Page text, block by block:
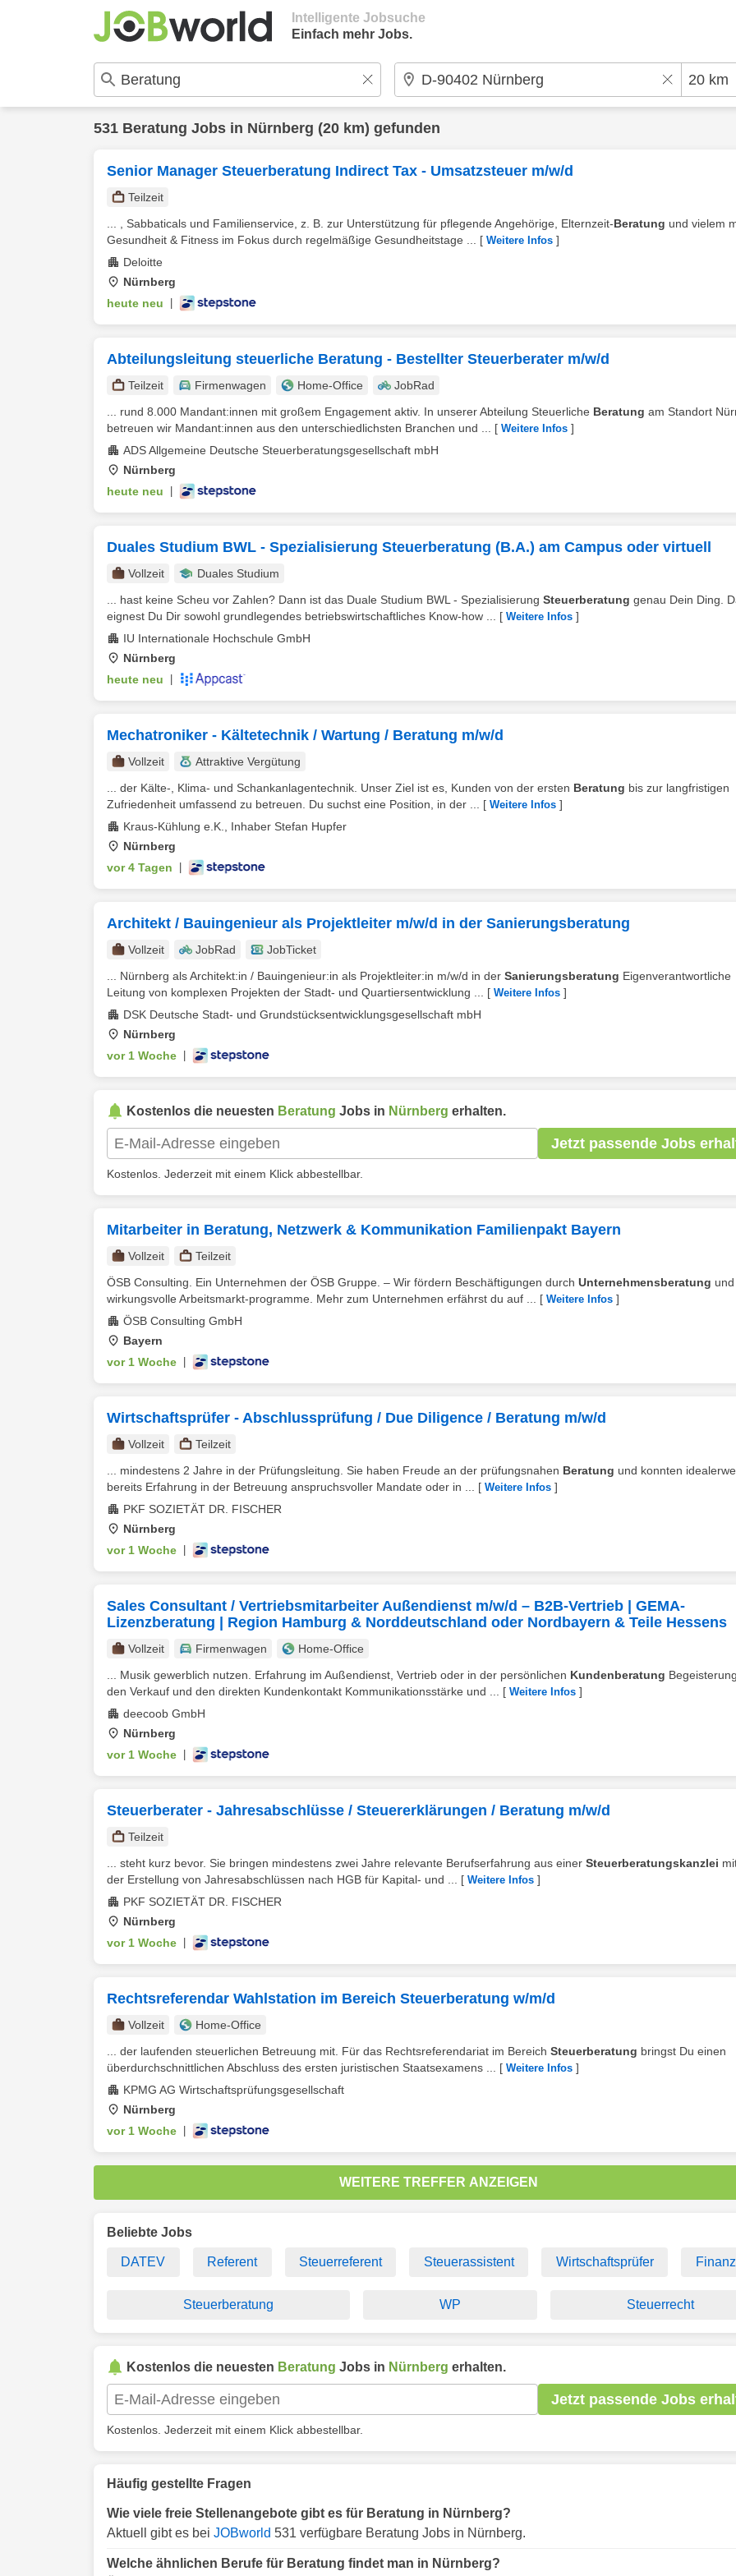
Intelligente Jobsuche
Einfach mehr Jobs.
531 Beratung Jobs in Nürnberg (20 km) gefunden
Senior Manager Steuerberatung Indirect Tax - Umsatzsteuer m/w/d
Teilzeit
... , Sabbaticals und Familienservice, z. B. zur Unterstützung für pflegende Angehörige, Elternzeit-Beratung und vielem
Gesundheit & Fitness im Fokus durch regelmäßige Gesundheitstage ...
[ Weitere Infos ]
Deloitte
Nürnberg
heute neu
Abteilungsleitung steuerliche Beratung - Bestellter Steuerberater m/w/d
Teilzeit Firmenwagen Home-Office
JobRad
... rund 8.000 Mandant:innen mit großem Engagement aktiv. In unserer Abteilung Steuerliche Beratung am Standort
betreuen wir Mandant:innen aus den unterschiedlichsten Branchen und ...
[ Weitere Infos ]
ADS Allgemeine Deutsche Steuerberatungsgesellschaft mbH
Nürnberg
heute neu
Duales Studium BWL - Spezialisierung Steuerberatung (B.A.) am Campus oder virtuell
Vollzeit
Duales Studium
... hast keine Scheu vor Zahlen? Dann ist das Duale Studium BWL - Spezialisierung Steuerberatung genau Dein Ding.
eignest Du Dir sowohl grundlegendes betriebswirtschaftliches Know-how ...
[ Weitere Infos ]
IU Internationale Hochschule GmbH
Nürnberg
heute neu
Mechatroniker - Kältetechnik / Wartung / Beratung m/w/d
Vollzeit
Attraktive Vergütung
... der Kälte-, Klima- und Schankanlagentechnik. Unser Ziel ist es, Kunden von der ersten Beratung bis zur langfristigen
Zufriedenheit umfassend zu betreuen. Du suchst eine Position, in der ...
[ Weitere Infos ]
Kraus-Kühlung e.K., Inhaber Stefan Hupfer
Nürnberg
vor 4 Tagen
Architekt / Bauingenieur als Projektleiter m/w/d in der Sanierungsberatung
Vollzeit JobRad
JobTicket
... Nürnberg als Architekt:in / Bauingenieur:in als Projektleiter:in m/w/d in der Sanierungsberatung Eigenverantwortliche
Leitung von komplexen Projekten der Stadt- und Quartiersentwicklung ...
[ Weitere Infos ]
DSK Deutsche Stadt- und Grundstücksentwicklungsgesellschaft mbH
Nürnberg
vor 1 Woche
Kostenlos die neuesten Beratung Jobs in Nürnberg erhalten.
Jetzt passende Jobs
Kostenlos. Jederzeit mit einem Klick abbestellbar.
Mitarbeiter in Beratung, Netzwerk & Kommunikation Familienpakt Bayern
Vollzeit
Teilzeit
ÖSB Consulting. Ein Unternehmen der ÖSB Gruppe. – Wir fördern Beschäftigungen durch Unternehmensberatung und
wirkungsvolle Arbeitsmarkt-programme. Mehr zum Unternehmen erfährst du auf ...
[ Weitere Infos ]
ÖSB Consulting GmbH
Bayern
vor 1 Woche
Wirtschaftsprüfer - Abschlussprüfung / Due Diligence / Beratung m/w/d
Vollzeit
Teilzeit
... mindestens 2 Jahre in der Prüfungsleitung. Sie haben Freude an der prüfungsnahen Beratung und konnten
bereits Erfahrung in der Betreuung anspruchsvoller Mandate oder in ...
[ Weitere Infos ]
PKF SOZIETÄT DR. FISCHER
Nürnberg
vor 1 Woche
Sales Consultant / Vertriebsmitarbeiter Außendienst m/w/d – B2B-Vertrieb | GEMA-
Lizenzberatung | Region Hamburg & Norddeutschland oder Nordbayern & Teile Hessens
Vollzeit Firmenwagen
Home-Office
... Musik gewerblich nutzen. Erfahrung im Außendienst, Vertrieb oder in der persönlichen Kundenberatung
den Verkauf und den direkten Kundenkontakt Kommunikationsstärke und ...
[ Weitere Infos ]
deecoob GmbH
Nürnberg
vor 1 Woche
Steuerberater - Jahresabschlüsse / Steuererklärungen / Beratung m/w/d
Teilzeit
... steht kurz bevor. Sie bringen mindestens zwei Jahre relevante Berufserfahrung aus einer Steuerberatungskanzlei
der Erstellung von Jahresabschlüssen nach HGB für Kapital- und ...
[ Weitere Infos ]
PKF SOZIETÄT DR. FISCHER
Nürnberg
vor 1 Woche
Rechtsreferendar Wahlstation im Bereich Steuerberatung w/m/d
Vollzeit
Home-Office
... der laufenden steuerlichen Betreuung mit. Für das Rechtsreferendariat im Bereich Steuerberatung bringst Du einen
überdurchschnittlichen Abschluss des ersten juristischen Staatsexamens ...
[ Weitere Infos ]
KPMG AG Wirtschaftsprüfungsgesellschaft
Nürnberg
vor 1 Woche
WEITERE TREFFER ANZEIGEN
Beliebte Jobs
DATEV Referent Steuerreferent Steuerassistent Wirtschaftsprüfer
Steuerberatung WP Steuerrecht
Kostenlos die neuesten Beratung Jobs in Nürnberg erhalten.
Jetzt passende Jobs
Kostenlos. Jederzeit mit einem Klick abbestellbar.
Häufig gestellte Fragen
Wie viele freie Stellenangebote gibt es für Beratung in Nürnberg?
Aktuell gibt es bei JOBworld 531 verfügbare Beratung Jobs in Nürnberg.
Welche ähnlichen Berufe für Beratung findet man in Nürnberg?